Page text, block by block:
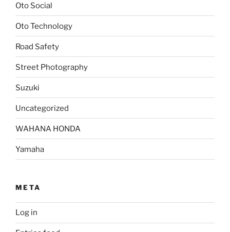
Oto Social
Oto Technology
Road Safety
Street Photography
Suzuki
Uncategorized
WAHANA HONDA
Yamaha
META
Log in